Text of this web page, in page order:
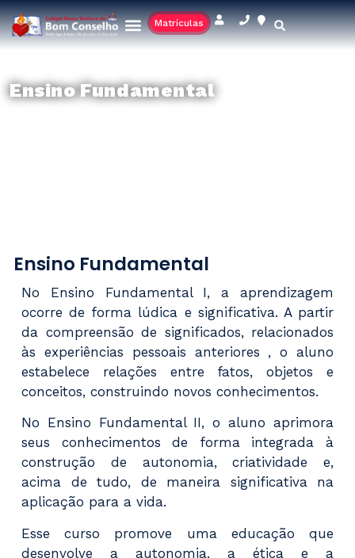
Matrículas
Ensino Fundamental
Ensino Fundamental
No Ensino Fundamental I, a aprendizagem
ocorre de forma lúdica e significativa. A partir
da compreensão de significados, relacionados
às experiências pessoais anteriores , o aluno
estabelece relações entre fatos, objetos e
conceitos, construindo novos conhecimentos.
No Ensino Fundamental II, o aluno aprimora
seus conhecimentos de forma integrada à
construção de autonomia, criatividade e,
acima de tudo, de maneira significativa na
aplicação para a vida.
Esse curso promove uma educação que
desenvolve a autonomia, a ética e a